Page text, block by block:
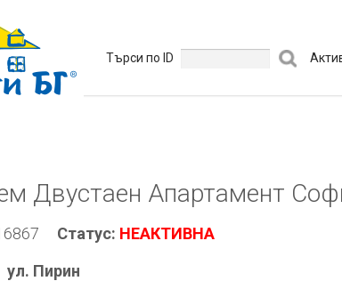
Търси по ID
Двустаен Апартамент
Статус: НЕАКТИВНА
ул. Пирин